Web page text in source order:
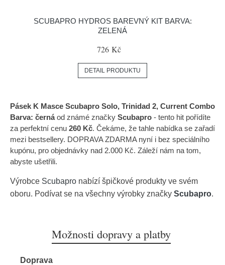
SCUBAPRO HYDROS BAREVNÝ KIT BARVA:
ZELENÁ
726 Kč
DETAIL PRODUKTU
Pásek K Masce Scubapro Solo, Trinidad 2, Current Combo
Barva: černáod známé značky Scubapro - tento hit pořídíte
za perfektní cenu 260 Kč. Čekáme, že tahle nabídka se zařadí
mezi bestsellery. DOPRAVA ZDARMA nyní i bez speciálního
kupónu, pro objednávky nad 2.000 Kč. Záleží nám na tom,
abyste ušetřili.
Výrobce Scubapro nabízí špičkové produkty ve svém
oboru. Podívat se na všechny výrobky značky Scubapro.
Možnosti dopravy a platby
Doprava